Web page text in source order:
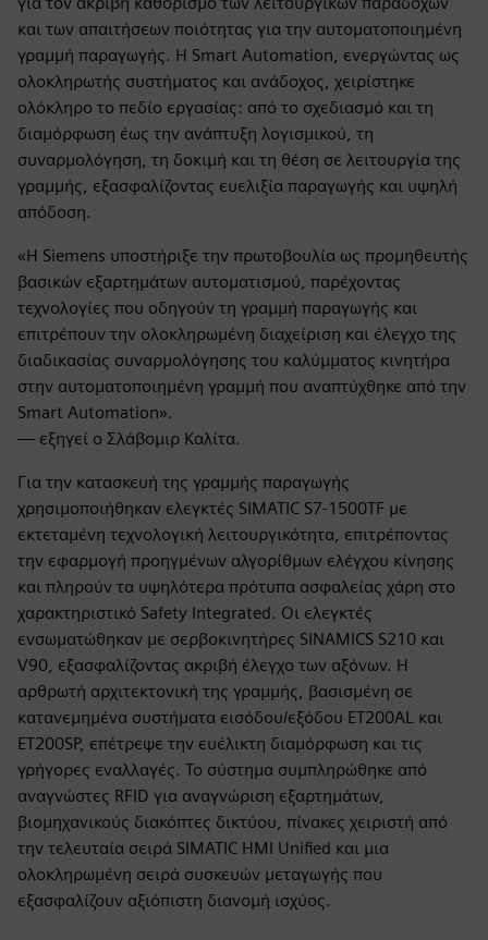
και των απαιτήσεων ποιότητας για την αυτοματοποιημένη
γραμμή παραγωγής. Η Smart Automation, ενεργώντας ως
ολοκληρωτής συστήματος και ανάδοχος, χειρίστηκε
ολόκληρο το πεδίο εργασίας: από το σχεδιασμό και τη
διαμόρφωση έως την ανάπτυξη λογισμικού, τη
συναρμολόγηση, τη δοκιμή και τη θέση σε λειτουργία της
γραμμής, εξασφαλίζοντας ευελιξία παραγωγής και υψηλή
απόδοση.
«Η Siemens υποστήριξε την πρωτοβουλία ως προμηθευτής
βασικών εξαρτημάτων αυτοματισμού, παρέχοντας
τεχνολογίες που οδηγούν τη γραμμή παραγωγής και
επιτρέπουν την ολοκληρωμένη διαχείριση και έλεγχο της
διαδικασίας συναρμολόγησης του καλύμματος κινητήρα
στην αυτοματοποιημένη γραμμή που αναπτύχθηκε από την
Smart Automation».
— εξηγεί ο Σλάβομιρ Καλίτα.
Για την κατασκευή της γραμμής παραγωγής
χρησιμοποιήθηκαν ελεγκτές SIMATIC S7-1500TF με
εκτεταμένη τεχνολογική λειτουργικότητα, επιτρέποντας
την εφαρμογή προηγμένων αλγορίθμων ελέγχου κίνησης
και πληρούν τα υψηλότερα πρότυπα ασφαλείας χάρη στο
χαρακτηριστικό Safety Integrated. Οι ελεγκτές
ενσωματώθηκαν με σερβοκινητήρες SINAMICS S210 και
V90, εξασφαλίζοντας ακριβή έλεγχο των αξόνων. Η
αρθρωτή αρχιτεκτονική της γραμμής, βασισμένη σε
κατανεμημένα συστήματα εισόδου/εξόδου ET200AL και
ET200SP, επέτρεψε την ευέλικτη διαμόρφωση και τις
γρήγορες εναλλαγές. Το σύστημα συμπληρώθηκε από
αναγνώστες RFID για αναγνώριση εξαρτημάτων,
βιομηχανικούς διακόπτες δικτύου, πίνακες χειριστή από
την τελευταία σειρά SIMATIC HMI Unified και μια
ολοκληρωμένη σειρά συσκευών μεταγωγής που
εξασφαλίζουν αξιόπιστη διανομή ισχύος.